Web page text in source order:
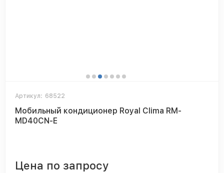
Артикул: 68522
Мобильный кондиционер Royal Clima RM-
MD40CN-E
Цена по запросу